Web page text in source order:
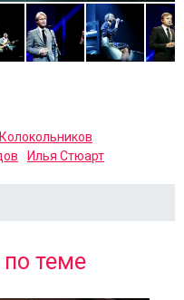
Илья Стюарт
теме